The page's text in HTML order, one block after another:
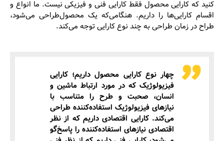
کنید که کارایی محصول فقط کارایی فنی و فیزیکی نیست. ما انواع و
اقسام کارایی‌‌ها را داریم. هنگامی‌که یک محصول‌طراحی می‌شود،
طراح در زمان طراحی به چند نوع کارایی توجه می‌کند.
چهار نوع کارایی محصول داریم؛ کارایی
فیزیولوژیک که در مورد ارتباط ماشین و
انسان، صحبت و طرح را متناسب با
نیازهای فیزیولوژیک استفاده‌کننده طراحی
می‌کند. کارایی اقتصادی داریم که از نظر
اقتصادی نیازهای استفاده‌کننده را پاسخ‌گو